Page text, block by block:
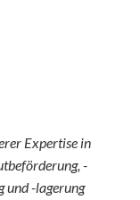
Expertise in
-
und -lagerung